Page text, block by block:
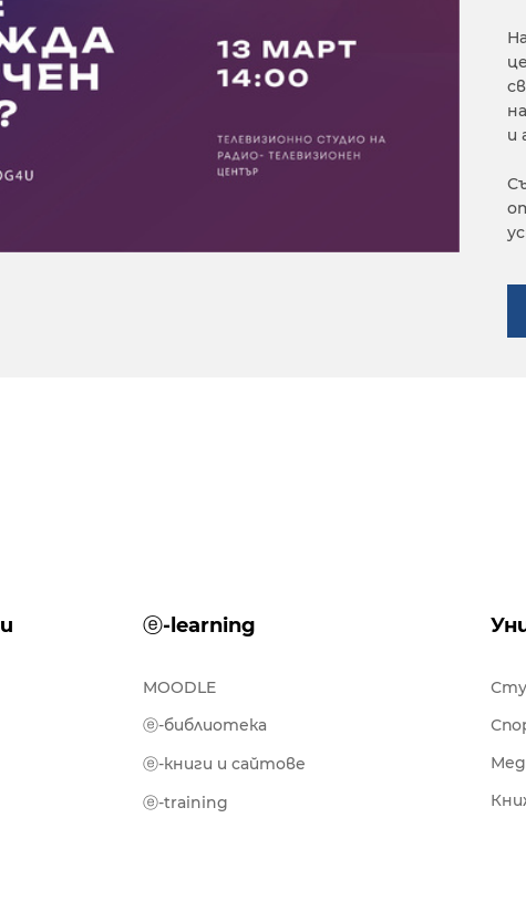
и
ⓔ-learning
MOODLE
ⓔ-библиотека
ⓔ-книги и сайтове
ⓔ-training